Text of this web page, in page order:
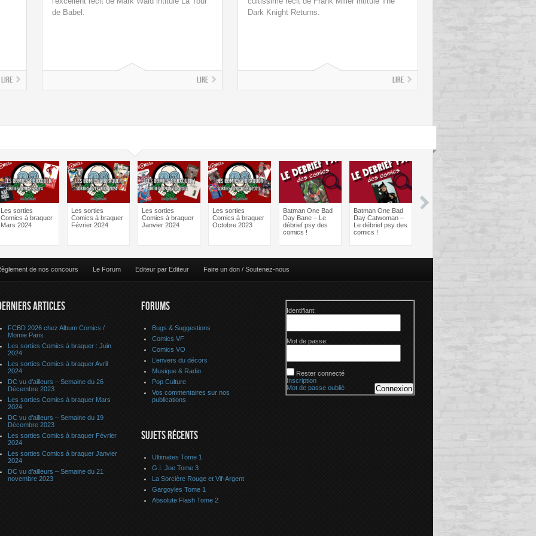
Lire
de Babel.
Lire
Dark Knight Returns.
Lire
Les sorties
Comics à braquer
Mars 2024
Les sorties
Comics à braquer
Février 2024
Les sorties
Comics à braquer
Janvier 2024
Les sorties
Comics à braquer
Octobre 2023
Batman One Bad
Day Bane – Le
débrief psy des
comics !
Batman One Bad
Day Catwoman –
Le débrief psy des
comics !
de nos concours Le Forum Editeur par Editeur Faire un don / Soutenez-nous
ARTICLES
FCBD 2026 chez Album Comics /
Momie Paris
Les sorties Comics à braquer : Juin
2024
Les sorties Comics à braquer Avril
2024
DC vu d’ailleurs – Semaine du 26
Décembre 2023
Les sorties Comics à braquer Mars
2024
DC vu d’ailleurs – Semaine du 19
Décembre 2023
Les sorties Comics à braquer Février
2024
Les sorties Comics à braquer Janvier
2024
DC vu d’ailleurs – Semaine du 21
novembre 2023
FORUMS
Bugs & Suggestions
Comics VF
Comics VO
L’envers du décors
Musique & Radio
Pop Culture
Vos commentaires sur nos
publications
SUJETS RÉCENTS
Ultimates Tome 1
G.I. Joe Tome 3
La Sorcière Rouge et Vif-Argent
Gargoyles Tome 1
Absolute Flash Tome 2
Identifiant:
Mot de passe:
Rester connecté
Connexion
Inscription
Mot de passe oublié